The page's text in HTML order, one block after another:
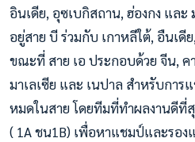
อินเดีย, อุซเบกิสถาน, ฮ่องกง แล
อยู่สาย บี ร่วมกับ เกาหลีใต้, อืนเ
ขณะที่ สาย เอ ประกอบด้วย จีน, ค
มาเลเซีย และ เนปาล สำหรับกา
หมดในสาย โดยทีมที่ทำผลงานดีที่
( 1A ชน1B​) เพื่อหาแชมป์​และรอ